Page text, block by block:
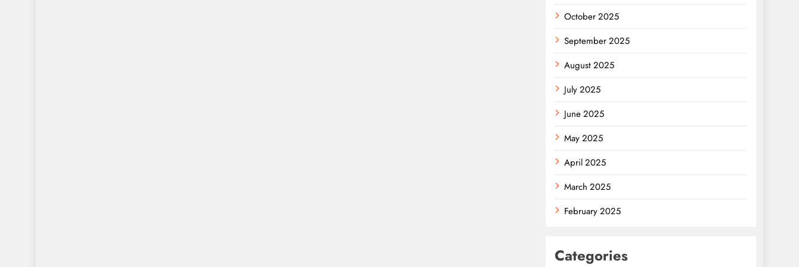
October 2025
September 2025
August 2025
July 2025
June 2025
May 2025
April 2025
March 2025
February 2025
Categories